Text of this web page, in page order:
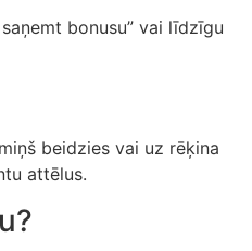
bonusu” vai līdzīgu
beidzies vai uz rēķina
attēlus.